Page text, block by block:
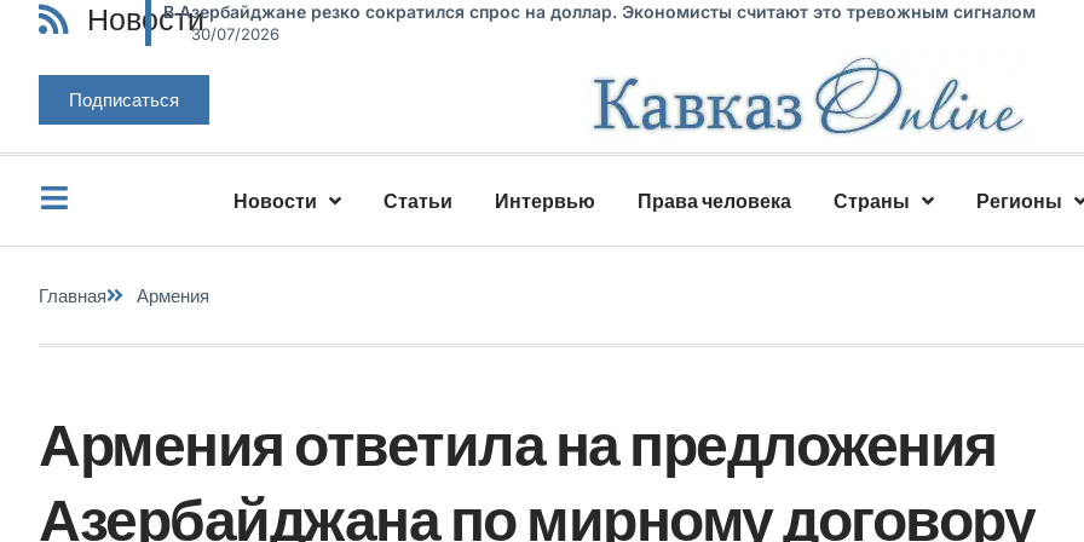
НовостиВ Азербайджане резко сократился спрос на доллар. Экономисты считают это тревожным сигналом
30/07/2026
Подписаться
Новости Статьи Интервью Права человека Страны Регионы
Главная Армения
Армения ответила на предложения
Азербайджана по мирному договору